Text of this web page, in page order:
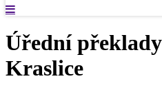
Úřední
Kraslice